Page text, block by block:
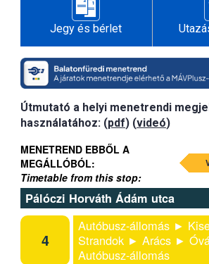
Jegy és bérlet
Útmutató a helyi menetrendi
használatához: (pdf) (videó)
MENETREND EBBŐL A
MEGÁLLÓBÓL:
Timetable from this stop:
Pálóczi Horváth Ádám utca
4
Autóbusz-állomás ►
Strandok ► Arács ►
Autóbusz-állomás